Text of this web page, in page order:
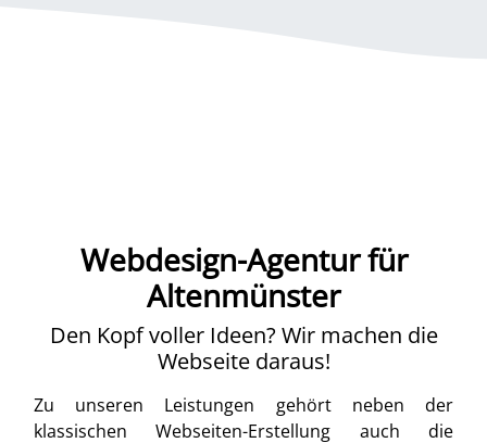
Webdesign-Agentur für
Altenmünster
Den Kopf voller Ideen? Wir machen die
Webseite daraus!
Zu unseren Leistungen gehört neben der
klassischen Webseiten-Erstellung auch die